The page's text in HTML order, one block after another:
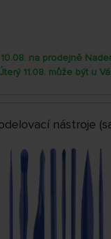
na prodejně
11.08. může být u
nástroje